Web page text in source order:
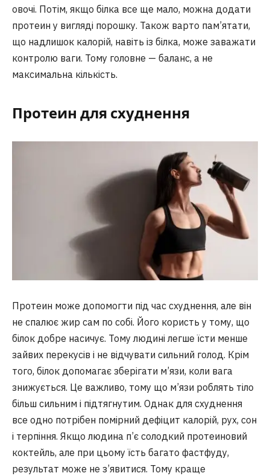
овочі. Потім, якщо білка все ще мало, можна додати
протеин у вигляді порошку. Також варто пам’ятати,
що надлишок калорій, навіть із білка, може заважати
контролю ваги. Тому головне — баланс, а не
максимальна кількість.
Протеин для схуднення
Протеин може допомогти під час схуднення, але він
не спалює жир сам по собі. Його користь у тому, що
білок добре насичує. Тому людині легше їсти менше
зайвих перекусів і не відчувати сильний голод. Крім
того, білок допомагає зберігати м’язи, коли вага
знижується. Це важливо, тому що м’язи роблять тіло
більш сильним і підтягнутим. Однак для схуднення
все одно потрібен помірний дефіцит калорій, рух, сон
і терпіння. Якщо людина п’є солодкий протеиновий
коктейль, але при цьому їсть багато фастфуду,
результат може не з’явитися. Тому краще